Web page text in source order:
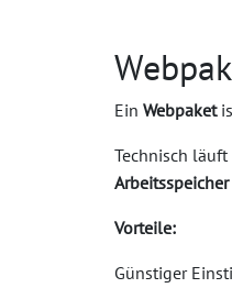
Ein Webpaket
Technisch läuft
Arbeitsspeicher
Vorteile:
Günstiger